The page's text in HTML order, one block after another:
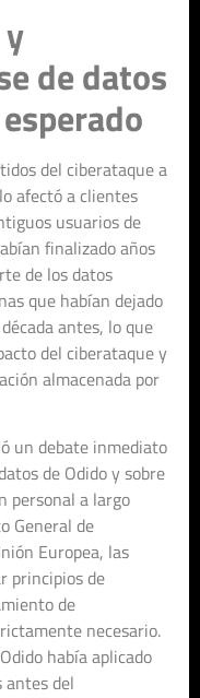
de datos
del ciberataque a
afectó a clientes
usuarios de
finalizado años
de los datos
que habían dejado
antes, lo que
del ciberataque y
almacenada por
un debate inmediato
de Odido y sobre
personal a largo
General de
Europea, las
principios de
de
necesario.
había aplicado
del